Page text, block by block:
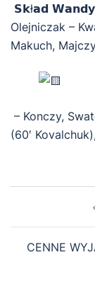
𝗦𝗸ł𝗮𝗱
Olejniczak –
Makuch,
– Konczy,
(60′
Zobacz
CENNE